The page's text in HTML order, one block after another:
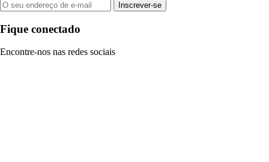
Inscrever-se
Fique conectado
Encontre-nos nas redes sociais